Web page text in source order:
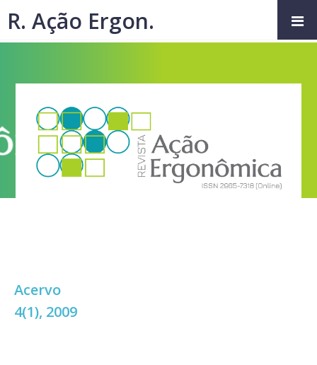
Acervo
4(1), 2009
R. Ação Ergon.